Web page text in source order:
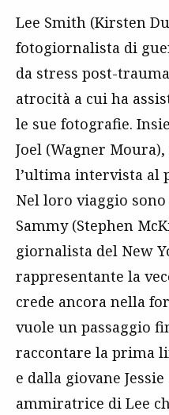
Lee Smith (Kirsten
fotogiornalista di
da stress post-
atrocità a cui ha
le sue fotografie.
Joel (Wagner
l’ultima intervista al
Nel loro viaggio
Sammy (Stephen
giornalista del New
rappresentante la
crede ancora nella
vuole un passaggio
raccontare la prima
e dalla giovane Jessie
ammiratrice di Lee